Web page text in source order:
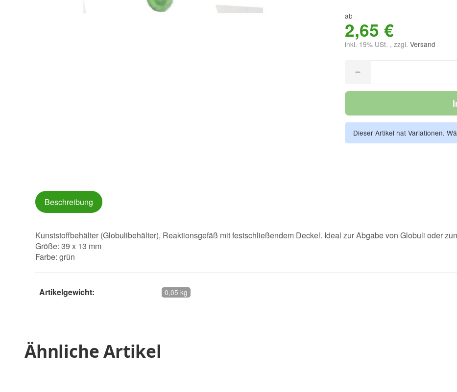
ab
2,65 €
inkl. 19% USt. , zzgl. Versand
Dieser Artikel hat Variationen.
Beschreibung
Kunststoffbehälter (Globulibehälter), Reaktionsgefäß mit festschließendem Deckel. Ideal zur Abgabe von Globuli oder
Größe: 39 x 13 mm
Farbe: grün
Artikelgewicht: 0,05 kg
Ähnliche Artikel